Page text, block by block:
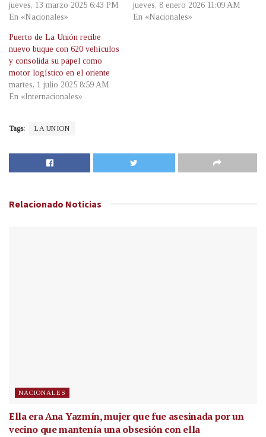
jueves, 13 marzo 2025 6:43 PM
En «Nacionales»
jueves, 8 enero 2026 11:09 AM
En «Nacionales»
Puerto de La Unión recibe
nuevo buque con 620 vehículos
y consolida su papel como
motor logístico en el oriente
martes, 1 julio 2025 8:59 AM
En «Internacionales»
Tags: LA UNION
Relacionado Noticias
NACIONALES
Ella era Ana Yazmín, mujer que fue asesinada por un
vecino que mantenía una obsesión con ella